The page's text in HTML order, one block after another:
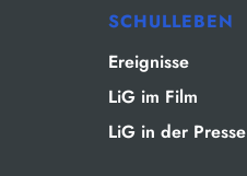
SCHULLEBEN
Ereignisse
LiG im Film
LiG in der Presse